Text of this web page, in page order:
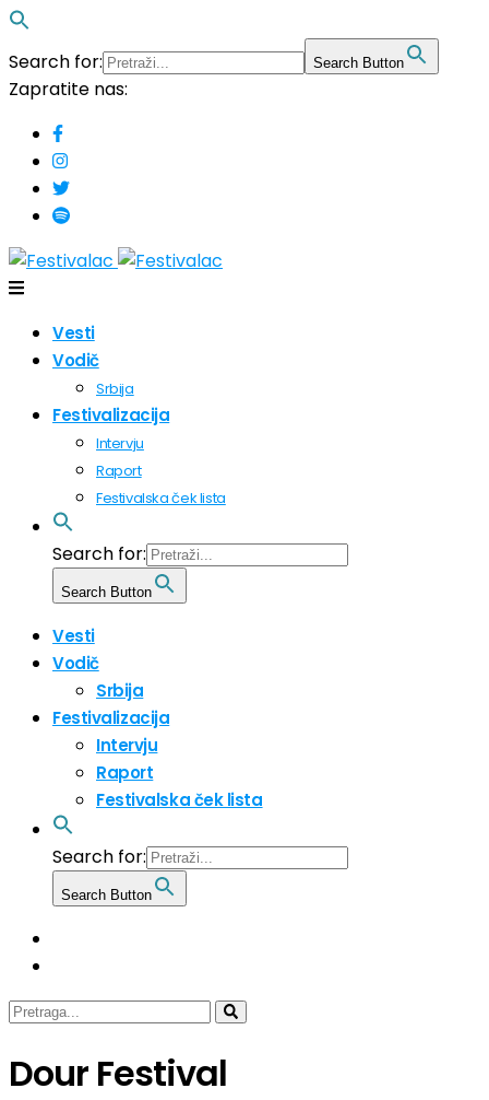
Search for: Search Button
Zapratite nas:
Vesti
Vodič
Srbija
Festivalizacija
Intervju
Raport
Festivalska ček lista
Search for:
Search Button
Vesti
Vodič
Srbija
Festivalizacija
Intervju
Raport
Festivalska ček lista
Search for:
Search Button
Dour Festival